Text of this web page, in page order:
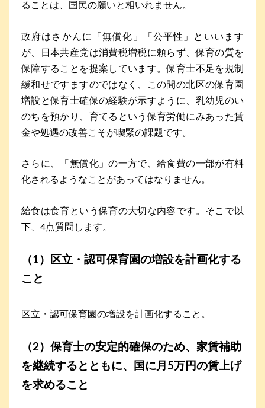
ることは、国民の願いと相いれません。
政府はさかんに「無償化」「公平性」といいます
が、日本共産党は消費税増税に頼らず、保育の質を
保障することを提案しています。保育士不足を規制
緩和せですますのではなく、この間の北区の保育園
増設と保育士確保の経験が示すように、乳幼児のい
のちを預かり、育てるという保育労働にみあった賃
金や処遇の改善こそが喫緊の課題です。
さらに、「無償化」の一方で、給食費の一部が有料
化されるようなことがあってはなりません。
給食は食育という保育の大切な内容です。そこで以
下、4点質問します。
（1）区立・認可保育園の増設を計画化する
こと
区立・認可保育園の増設を計画化すること。
（2）保育士の安定的確保のため、家賃補助
を継続するとともに、国に月5万円の賃上げ
を求めること